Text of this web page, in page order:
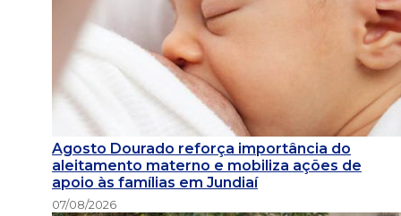
Agosto Dourado reforça importância do
aleitamento materno e mobiliza ações de
apoio às famílias em Jundiaí
07/08/2026